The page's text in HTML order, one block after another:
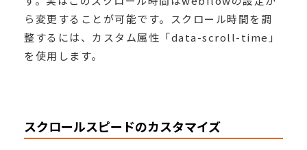
ら変更することが可能です。スクロール時間を調
整するには、カスタム属性「data-scroll-time」
を使用します。
スクロールスピードのカスタマイズ